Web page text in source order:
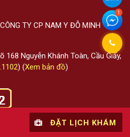
TY CP NAM Y ĐỖ MINH
168 Nguyễn Khánh Toàn, Cầu Giấy,
) (Xem bản đồ)
HỖ TRỢ & CHÍNH SÁCH
ĐẶT LỊCH KHÁM